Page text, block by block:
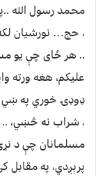
محمد رسول الله
، حج… نورشیان
.. هر ځای چې یو
علیکم، هغه ورته
ډوډۍ خوري په
، شراب نه څښي، ..
مسلمانان چې د
پرېږدي، په